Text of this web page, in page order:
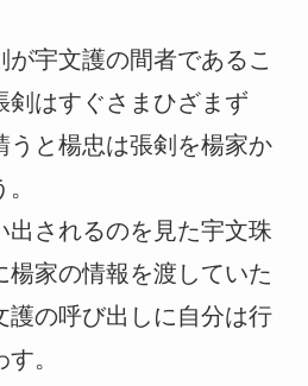
宇文護の間者であるこ
剣はすぐさまひざまず
うと楊忠は張剣を楊家か
出されるのを見た宇文珠
楊家の情報を渡していた
護の呼び出しに自分は行
。